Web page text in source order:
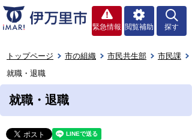
緊急情報 閲覧補助 探す
トップページ 市の組織 市民共生部
市民課
就職・退職
就職・退職